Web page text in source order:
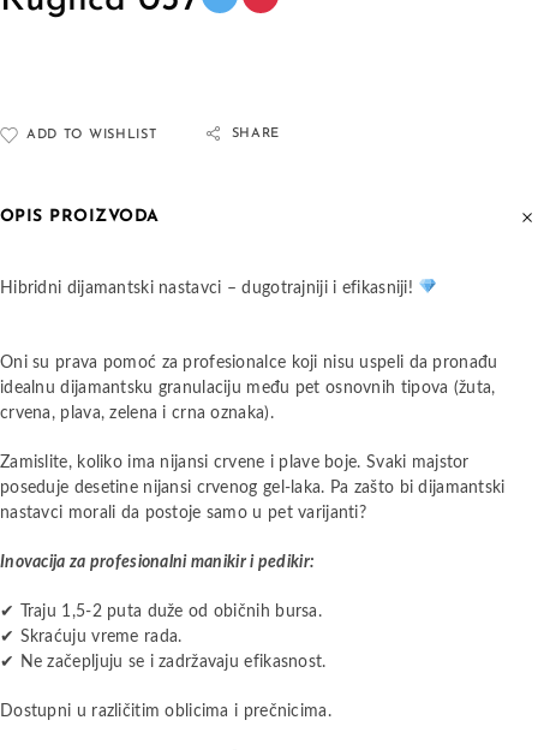
ADD TO WISHLIST SHARE
OPIS PROIZVODA
Hibridni dijamantski nastavci – dugotrajniji i efikasniji!
Oni su prava pomoć za profesionalce koji nisu uspeli da pronađu
idealnu dijamantsku granulaciju među pet osnovnih tipova (žuta,
crvena, plava, zelena i crna oznaka).
Zamislite, koliko ima nijansi crvene i plave boje. Svaki majstor
poseduje desetine nijansi crvenog gel-laka. Pa zašto bi dijamantski
nastavci morali da postoje samo u pet varijanti?
Inovacija za profesionalni manikir i pedikir:
✔ Traju 1,5-2 puta duže od običnih bursa.
✔ Skraćuju vreme rada.
✔ Ne začepljuju se i zadržavaju efikasnost.
Dostupni u različitim oblicima i prečnicima.